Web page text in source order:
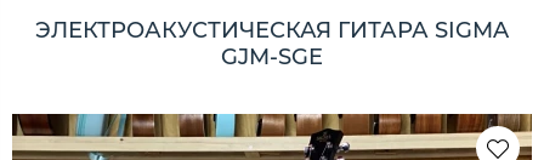
ЭЛЕКТРОАКУСТИЧЕСКАЯ ГИТАРА SIGMA
GJM-SGE